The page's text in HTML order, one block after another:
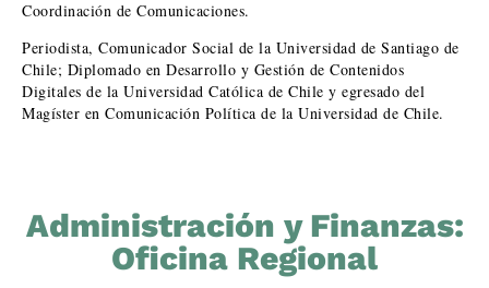
Coordinación de Comunicaciones.
Periodista, Comunicador Social de la Universidad de Santiago de
Chile; Diplomado en Desarrollo y Gestión de Contenidos
Digitales de la Universidad Católica de Chile y egresado del
Magíster en Comunicación Política de la Universidad de Chile.
Administración y Finanzas:
Oficina Regional